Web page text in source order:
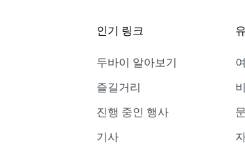
인기 링크
두바이 알아보기
즐길거리
진행 중인 행사
기사